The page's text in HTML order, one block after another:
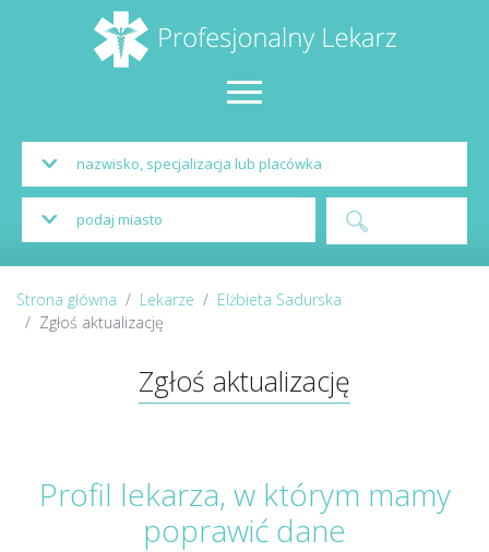
Strona główna Lekarze
Elżbieta Sadurska
Zgłoś aktualizację
Zgłoś aktualizację
Profil lekarza, w którym mamy
poprawić dane